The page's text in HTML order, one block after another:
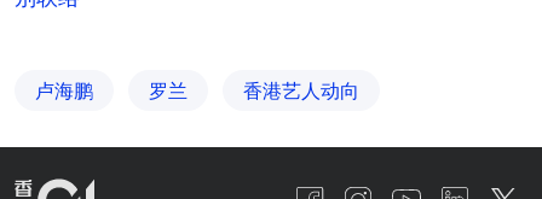
卢海鹏 罗兰 香港艺人动向